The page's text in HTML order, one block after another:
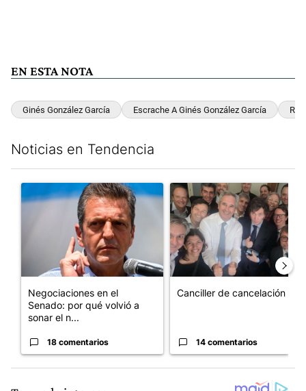
EN ESTA NOTA
Ginés González García Escrache A Ginés González García
Noticias en Tendencia
Un artículo de tendencia con el título "Negociaciones en el
Negociaciones en el
Senado: por qué volvió a
sonar el n...
18 comentarios
Un artículo de tendencia con
Canciller de cancelación
14 comentarios